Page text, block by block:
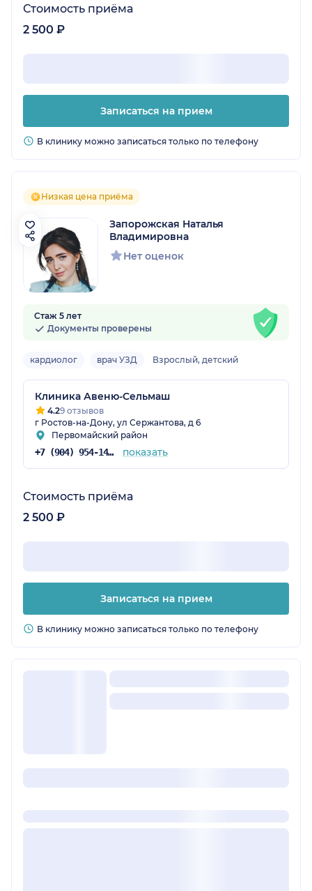
Стоимость приёма
2 500 ₽
Записаться на прием
В клинику можно записаться только по телефону
Низкая цена приёма
Запорожская Наталья
Владимировна
Нет оценок
Стаж 5 лет
Документы проверены
кардиолог врач УЗД Взрослый, детский
Клиника Авеню-Сельмаш
4.29 отзывов
г Ростов-на-Дону, ул Сержантова, д 6
Первомайский район
+7 (904) 954-14-39 показать
Стоимость приёма
2 500 ₽
Записаться на прием
В клинику можно записаться только по телефону